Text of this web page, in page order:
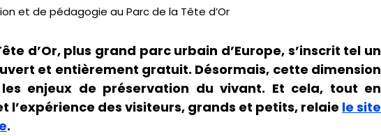
d’Or, plus grand parc urbain d’Europe, s’inscrit tel un
et entièrement gratuit. Désormais, cette dimension
enjeux de préservation du vivant. Et cela, tout en
l’expérience des visiteurs, grands et petits, relaie le site
.